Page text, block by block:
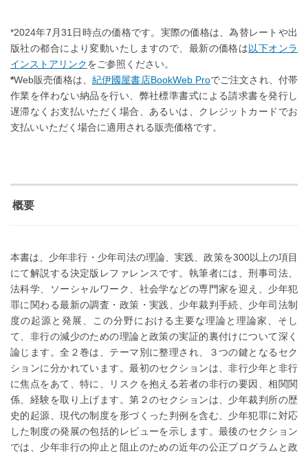
*2024年7月31日時点の価格です。実際の価格は、為替レートや出
版社の都合により変動いたしますので、最新の価格は以下オンラ
インストアリンクをご参照ください。
*Web販売価格は、 紀伊國屋書店BookWeb Proでご注文され、付帯
作業を伴わない納品を行い、弊社標準書式による請求書を発行し
遅滞なくお支払いただく場合、あるいは、クレジットカードでお
支払いいただく場合に適用される販売価格です。
概要
本書は、少年非行・少年司法の理論、実践、政策を300以上の項目
にて解説する決定版レファレンスです。執筆者には、刑事司法、
法科学、ソーシャルワーク、社会学などの専門家を迎え、少年犯
罪に関わる最新の調査・政策・実践、少年裁判手続、少年司法制
度の起源と発展、この分野における主要な理論と理論家、そし
て、非行の減少のための理論と政策の実証的裏付けについて深く
論じます。全２巻は、テーマ別に整理され、３つの鍵となるセク
ションに分かれています。最初のセクションは、非行少年と非行
に焦点をあて、特に、リスクを抱える若者の非行の要因、相関関
係、経験を取り上げます。第２のセクションは、少年裁判所の歴
史的起源、現代の制度を形づくった判例を含む、少年犯罪に対応
した制度の発展の包括的レビューを示します。最後のセクション
では、少年非行の抑止と阻止のための近年の公正プログラムと政